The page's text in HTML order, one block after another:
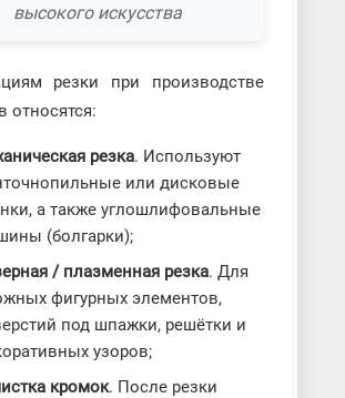
высокого искусства
резки при производстве
относятся:
резка. Используют
или дисковые
а также углошлифовальные
(болгарки);
/ плазменная резка. Для
фигурных элементов,
под шпажки, решётки и
узоров;
кромок. После резки